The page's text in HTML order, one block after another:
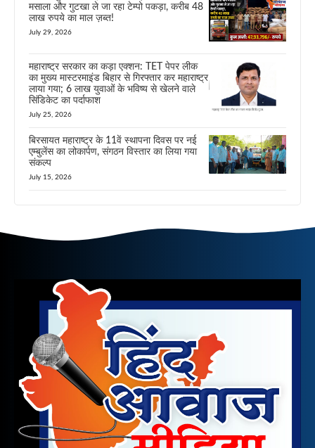
मसाला और गुटखा ले जा रहा टेम्पो पकड़ा, करीब 48
लाख रुपये का माल ज़ब्त!
July 29, 2026
महाराष्ट्र सरकार का कड़ा एक्शन: TET पेपर लीक
का मुख्य मास्टरमाइंड बिहार से गिरफ्तार कर महाराष्ट्र
लाया गया; 6 लाख युवाओं के भविष्य से खेलने वाले
सिंडिकेट का पर्दाफाश
July 25, 2026
बिरसायत महाराष्ट्र के 11वें स्थापना दिवस पर नई
एम्बुलेंस का लोकार्पण, संगठन विस्तार का लिया गया
संकल्प
July 15, 2026